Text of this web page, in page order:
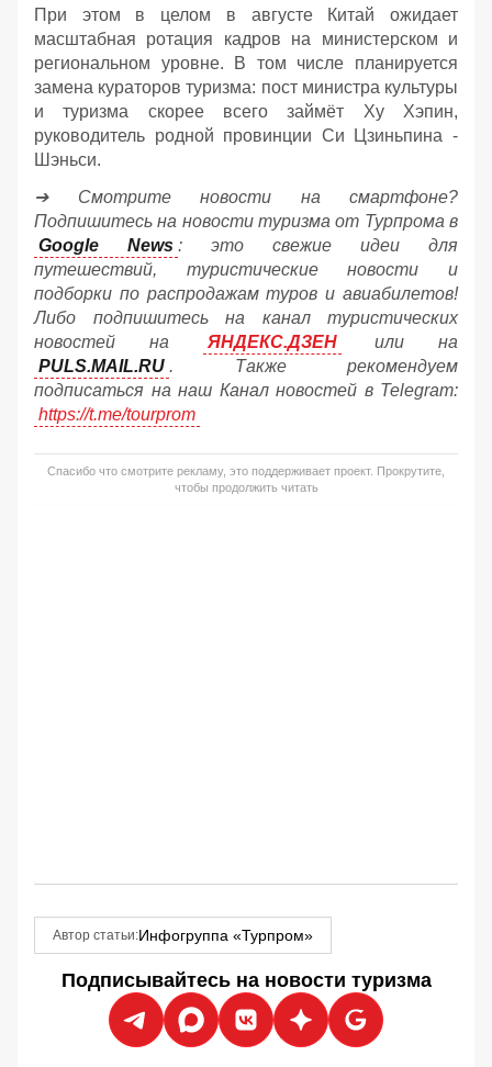
При этом в целом в августе Китай ожидает
масштабная ротация кадров на министерском и
региональном уровне. В том числе планируется
замена кураторов туризма: пост министра культуры
и туризма скорее всего займёт Ху Хэпин,
руководитель родной провинции Си Цзиньпина -
Шэньси.
➔ Смотрите новости на смартфоне?
Подпишитесь на новости туризма от Турпрома в
Google News : это свежие идеи для
путешествий, туристические новости и
подборки по распродажам туров и авиабилетов!
Либо подпишитесь на канал туристических
новостей на
ЯНДЕКС.ДЗЕН
или на
PULS.MAIL.RU . Также рекомендуем
подписаться на наш Канал новостей в Telegram:
https://t.me/tourprom
Спасибо что смотрите рекламу, это поддерживает проект. Прокрутите,
чтобы продолжить читать
Автор статьи:Инфогруппа «Турпром»
Подписывайтесь на новости туризма